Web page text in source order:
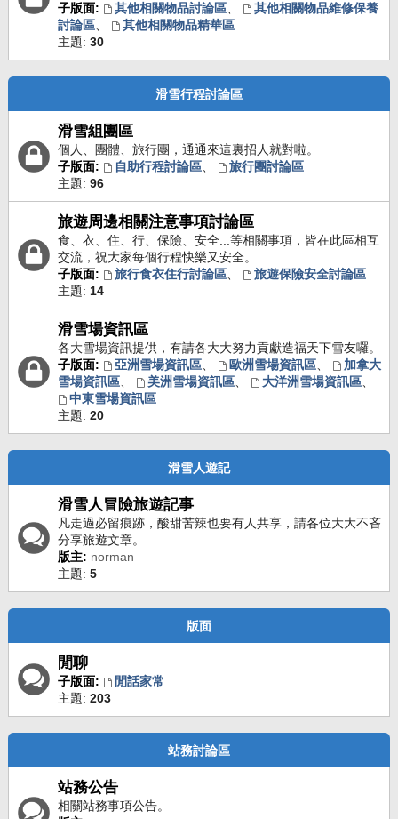
子版面:
其他相關物品討論區、
其他相關物品維修保養
討論區
其他相關物品精華區
主題: 30
滑雪行程討論區
滑雪組團區
個人、團體、旅行團，通通來這裏招人就對啦。
子版面:
自助行程討論區、
旅行團討論區
主題: 96
旅遊周邊相關注意事項討論區
食、衣、住、行、保險、安全...等相關事項，皆在此區相互
交流，祝大家每個行程快樂又安全。
子版面:
旅行食衣住行討論區、
旅遊保險安全討論區
主題: 14
滑雪場資訊區
各大雪場資訊提供，有請各大大努力貢獻造福天下雪友囉。
子版面:
亞洲雪場資訊區、 歐洲雪場資訊區、
加拿大
雪場資訊區
美洲雪場資訊區、 大洋洲雪場資訊區、
中東雪場資訊區
主題: 20
滑雪人遊記
滑雪人冒險旅遊記事
凡走過必留痕跡，酸甜苦辣也要有人共享，請各位大大不吝
分享旅遊文章。
版主: norman
主題: 5
版面
閒聊
子版面:
閒話家常
主題: 203
站務討論區
站務公告
相關站務事項公告。